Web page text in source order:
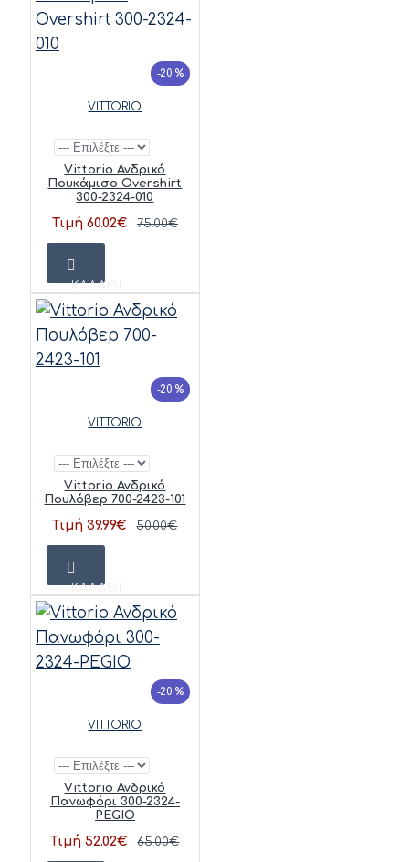
-20 %
VITTORIO
Vittorio Ανδρικό
Πουκάμισο Overshirt
300-2324-010
Τιμή 60.02€ 75.00€
ΚΑΛΆΘΙ
-20 %
VITTORIO
Vittorio Ανδρικό
Πουλόβερ 700-2423-101
Τιμή 39.99€ 50.00€
ΚΑΛΆΘΙ
-20 %
VITTORIO
Vittorio Ανδρικό
Πανωφόρι 300-2324-
PEGIO
Τιμή 52.02€ 65.00€